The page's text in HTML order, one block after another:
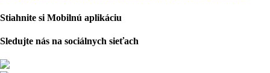
Stiahnite si Mobilnú aplikáciu
Sledujte nás na sociálnych sieťach